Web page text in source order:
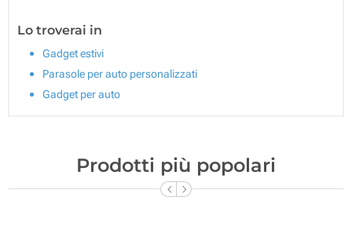
Lo troverai in
Gadget estivi
Parasole per auto personalizzati
Gadget per auto
Prodotti più popolari